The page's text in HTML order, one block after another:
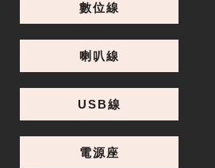
數位線
喇叭線
USB線
電源座